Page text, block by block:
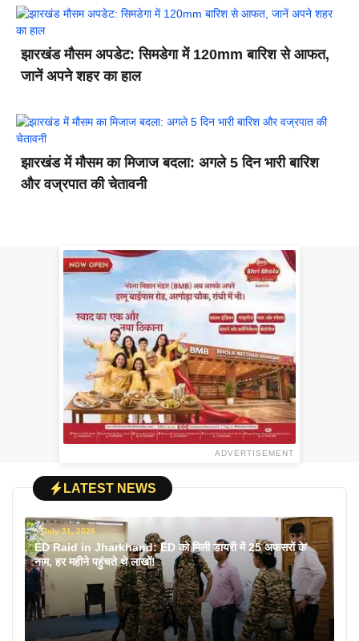
झारखंड मौसम अपडेट: सिमडेगा में 120mm बारिश से आफत,
जानें अपने शहर का हाल
झारखंड में मौसम का मिजाज बदला: अगले 5 दिन भारी बारिश
और वज्रपात की चेतावनी
ADVERTISEMENT
LATEST NEWS
July 31, 2026
ED Raid in Jharkhand: ED को मिली डायरी में 25 अफसरों के
नाम, हर महीने पहुंचते थे लाखों!